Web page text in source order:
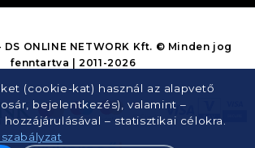
(cookie-kat) használ az alapvető
bejelentkezés), valamint –
– statisztikai célokra.
ONLINE NETWORK Kft. © Minden jog
fenntartva | 2011-2026